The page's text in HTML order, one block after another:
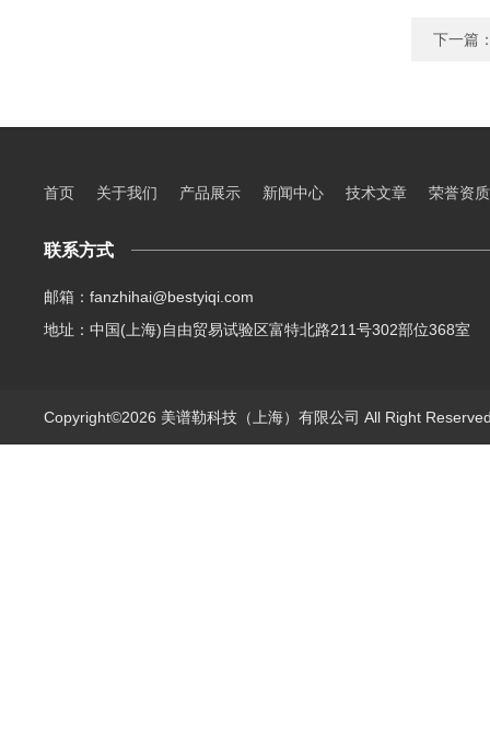
下一篇
首页 关于我们 产品展示 新闻中心 技术文章 荣誉资质
联系方式
邮箱：fanzhihai@bestyiqi.com
地址：中国(上海)自由贸易试验区富特北路211号302部位368室
Copyright©2026 美谱勒科技（上海）有限公司 All Right